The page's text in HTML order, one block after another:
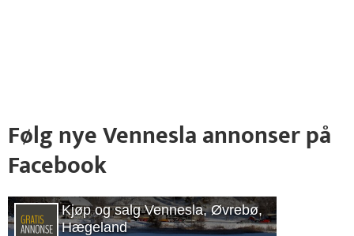
Følg nye Vennesla annonser på
Facebook
Kjøp og salg Vennesla, Øvrebø,
Hægeland